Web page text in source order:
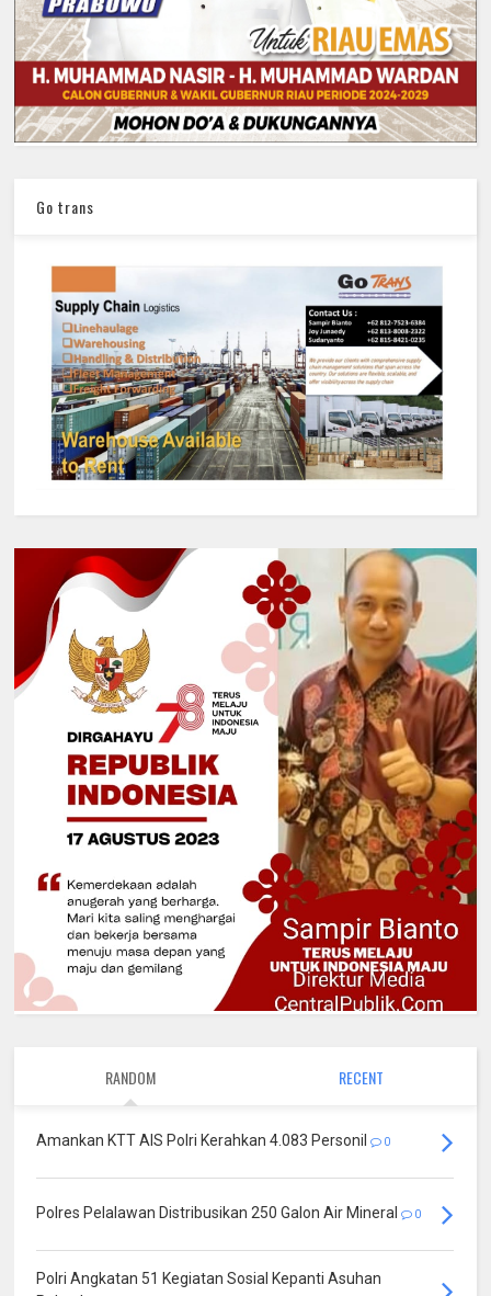
Go trans
RANDOM RECENT
Amankan KTT AIS Polri Kerahkan 4.083 Personil 0
Polres Pelalawan Distribusikan 250 Galon Air Mineral 0
Polri Angkatan 51 Kegiatan Sosial Kepanti Asuhan